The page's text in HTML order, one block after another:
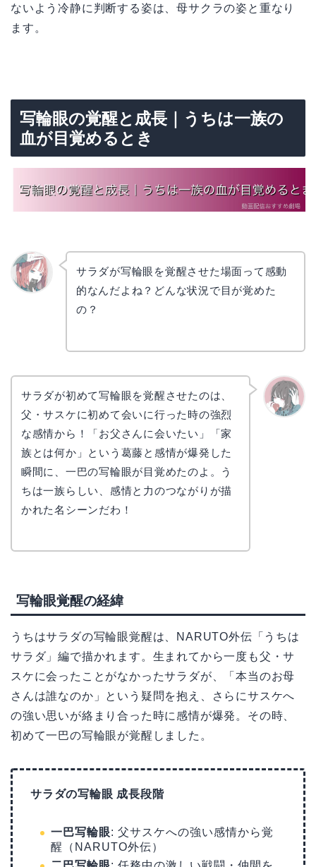
ないよう冷静に判断する姿は、母サクラの姿と重なり
ます。
写輪眼の覚醒と成長｜うちは一族の
血が目覚めるとき
サラダが写輪眼を覚醒させた場面って感動
的なんだよね？どんな状況で目が覚めた
の？
サラダが初めて写輪眼を覚醒させたのは、
父・サスケに初めて会いに行った時の強烈
な感情から！「お父さんに会いたい」「家
族とは何か」という葛藤と感情が爆発した
瞬間に、一巴の写輪眼が目覚めたのよ。う
ちは一族らしい、感情と力のつながりが描
かれた名シーンだわ！
写輪眼覚醒の経緯
うちはサラダの写輪眼覚醒は、NARUTO外伝「うちは
サラダ」編で描かれます。生まれてから一度も父・サ
スケに会ったことがなかったサラダが、「本当のお母
さんは誰なのか」という疑問を抱え、さらにサスケへ
の強い思いが絡まり合った時に感情が爆発。その時、
初めて一巴の写輪眼が覚醒しました。
サラダの写輪眼 成長段階
一巴写輪眼: 父サスケへの強い感情から覚
醒（NARUTO外伝）